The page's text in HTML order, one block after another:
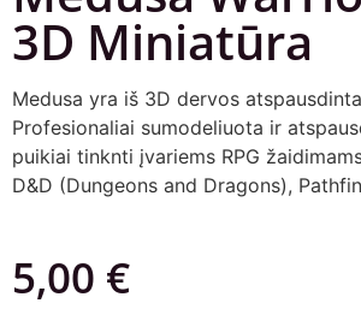
3D Miniatūra
Medusa yra iš 3D dervos
Profesionaliai sumodeliuota ir
puikiai tinknti įvariems RPG
D&D (Dungeons and Dragons),
5,00 €